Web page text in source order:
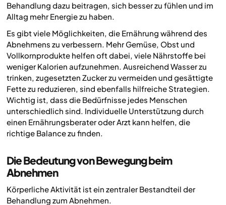
Behandlung dazu beitragen, sich besser zu fühlen und im
Alltag mehr Energie zu haben.
Es gibt viele Möglichkeiten, die Ernährung während des
Abnehmens zu verbessern. Mehr Gemüse, Obst und
Vollkornprodukte helfen oft dabei, viele Nährstoffe bei
weniger Kalorien aufzunehmen. Ausreichend Wasser zu
trinken, zugesetzten Zucker zu vermeiden und gesättigte
Fette zu reduzieren, sind ebenfalls hilfreiche Strategien.
Wichtig ist, dass die Bedürfnisse jedes Menschen
unterschiedlich sind. Individuelle Unterstützung durch
einen Ernährungsberater oder Arzt kann helfen, die
richtige Balance zu finden.
Die Bedeutung von Bewegung beim
Abnehmen
Körperliche Aktivität ist ein zentraler Bestandteil der
Behandlung zum Abnehmen.